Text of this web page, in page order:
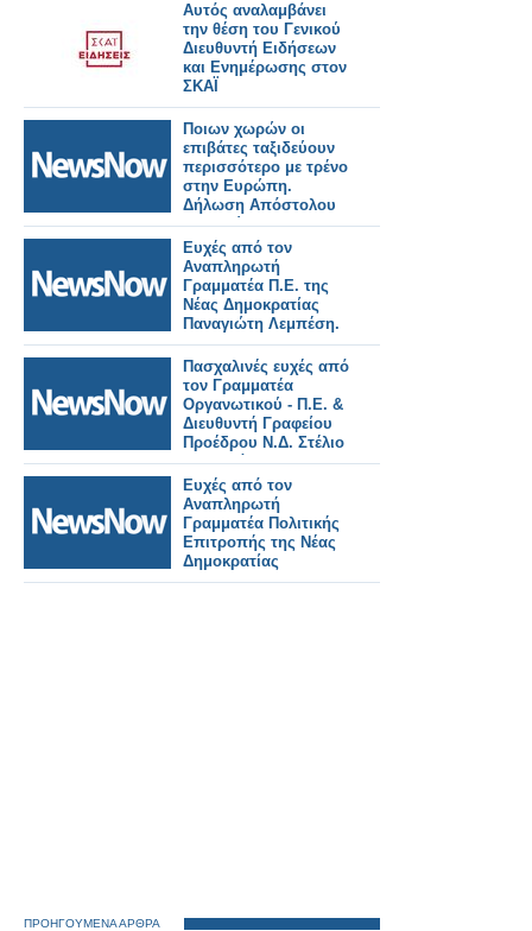
Αυτός αναλαμβάνει
την θέση του Γενικού
Διευθυντή Ειδήσεων
και Ενημέρωσης στον
ΣΚΑΪ
Ποιων χωρών οι
επιβάτες ταξιδεύουν
περισσότερο με τρένο
στην Ευρώπη.
Δήλωση Απόστολου
Τζιτζικώστα.
Ευχές από τον
Αναπληρωτή
Γραμματέα Π.Ε. της
Νέας Δημοκρατίας
Παναγιώτη Λεμπέση.
Πασχαλινές ευχές από
τον Γραμματέα
Οργανωτικού - Π.Ε. &
Διευθυντή Γραφείου
Προέδρου Ν.Δ. Στέλιο
Κονταδάκη
Ευχές από τον
Αναπληρωτή
Γραμματέα Πολιτικής
Επιτροπής της Νέας
Δημοκρατίας
ΠΡΟΗΓΟΥΜΕΝΑ ΑΡΘΡΑ